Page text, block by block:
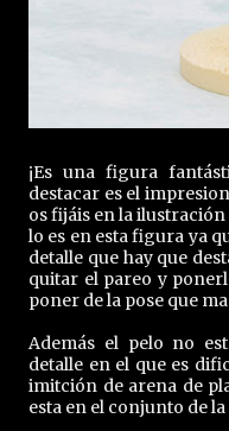
¡Es una figura
destacar es el
os fijáis en la
lo es en esta figura ya
detalle que hay que
quitar el pareo y
poner de la pose que
Además el pelo no
detalle en el que es
imitción de arena de
esta en el conjunto de